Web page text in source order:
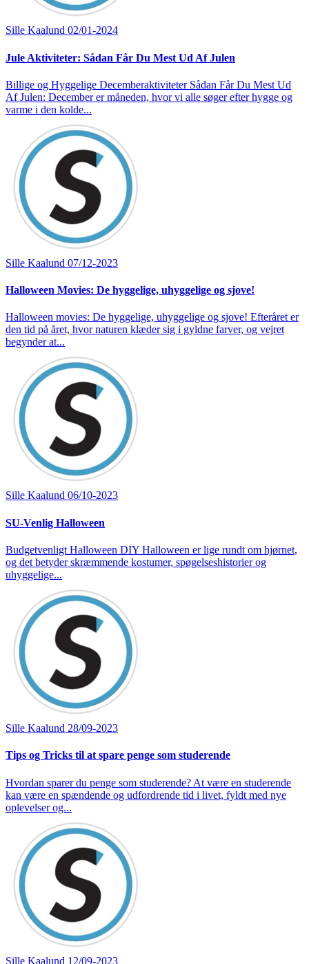
Sille Kaalund 02/01-2024
Jule Aktiviteter: Sådan Får Du Mest Ud Af Julen
Billige og Hyggelige Decemberaktiviteter Sådan Får Du Mest Ud
Af Julen: December er måneden, hvor vi alle søger efter hygge og
varme i den kolde...
Sille Kaalund 07/12-2023
Halloween Movies: De hyggelige, uhyggelige og sjove!
Halloween movies: De hyggelige, uhyggelige og sjove! Efteråret er
den tid på året, hvor naturen klæder sig i gyldne farver, og vejret
begynder at...
Sille Kaalund 06/10-2023
SU-Venlig Halloween
Budgetvenligt Halloween DIY Halloween er lige rundt om hjørnet,
og det betyder skræmmende kostumer, spøgelseshistorier og
uhyggelige...
Sille Kaalund 28/09-2023
Tips og Tricks til at spare penge som studerende
Hvordan sparer du penge som studerende? At være en studerende
kan være en spændende og udfordrende tid i livet, fyldt med nye
oplevelser og...
Sille Kaalund 12/09-2023